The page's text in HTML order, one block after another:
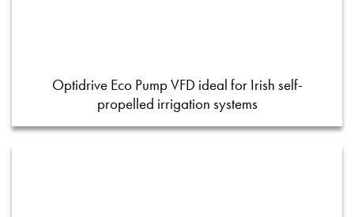
Optidrive Eco Pump VFD ideal for Irish self-
propelled irrigation systems